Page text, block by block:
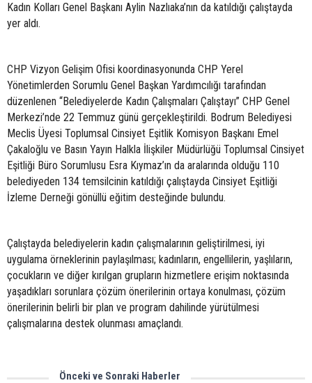
Kadın Kolları Genel Başkanı Aylin Nazlıaka’nın da katıldığı çalıştayda
yer aldı.
CHP Vizyon Gelişim Ofisi koordinasyonunda CHP Yerel
Yönetimlerden Sorumlu Genel Başkan Yardımcılığı tarafından
düzenlenen “Belediyelerde Kadın Çalışmaları Çalıştayı” CHP Genel
Merkezi’nde 22 Temmuz günü gerçekleştirildi. Bodrum Belediyesi
Meclis Üyesi Toplumsal Cinsiyet Eşitlik Komisyon Başkanı Emel
Çakaloğlu ve Basın Yayın Halkla İlişkiler Müdürlüğü Toplumsal Cinsiyet
Eşitliği Büro Sorumlusu Esra Kıymaz’ın da aralarında olduğu 110
belediyeden 134 temsilcinin katıldığı çalıştayda Cinsiyet Eşitliği
İzleme Derneği gönüllü eğitim desteğinde bulundu.
Çalıştayda belediyelerin kadın çalışmalarının geliştirilmesi, iyi
uygulama örneklerinin paylaşılması; kadınların, engellilerin, yaşlıların,
çocukların ve diğer kırılgan grupların hizmetlere erişim noktasında
yaşadıkları sorunlara çözüm önerilerinin ortaya konulması, çözüm
önerilerinin belirli bir plan ve program dahilinde yürütülmesi
çalışmalarına destek olunması amaçlandı.
Önceki ve Sonraki Haberler